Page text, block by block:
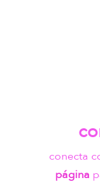
conecta
página